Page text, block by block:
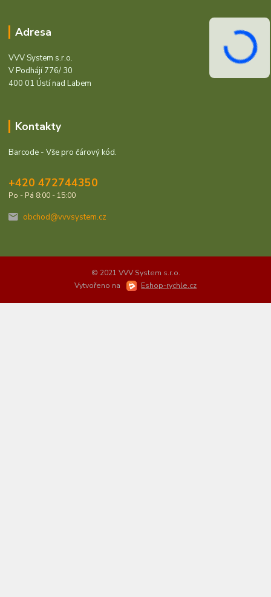
Adresa
VVV System s.r.o.
V Podhájí 776/ 30
400 01 Ústí nad Labem
Kontakty
Barcode - Vše pro čárový kód.
+420 472744350
Po - Pá 8:00 - 15:00
obchod@vvvsystem.cz
© 2021 VVV System s.r.o.
Vytvořeno na
Eshop-rychle.cz